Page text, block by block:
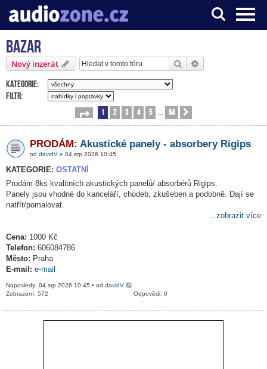
Server o digitálním zpracování zvuku
Bazar
Nový inzerát Hledat
Kategorie:
Filtr:
Stránka 1z 54
1 2 3 4 5 54
PRODÁM: Akustické panely - absorbery Rigips
od davidV » 04 srp 2026 10:45
KATEGORIE: OSTATNÍ
Prodám 8ks kvalitních akustických panelů/ absorbérů Rigips.
Panely jsou vhodné do kanceláří, chodeb, zkušeben a podobně. Dají se
natřít/pomalovat.
...zobrazit více
Cena: 1000 Kč
Telefon: 606084786
Město: Praha
E-mail: e-mail
Naposledy: 04 srp 2026 10:45 • od davidV
Odpovědi: 0
Zobrazení: 572